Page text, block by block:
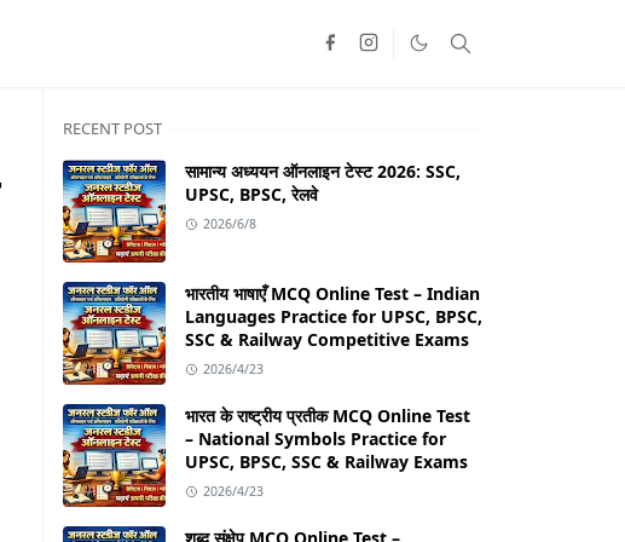
RECENT POST
सामान्य अध्ययन ऑनलाइन टेस्ट 2026: SSC,
UPSC, BPSC, रेलवे
2026/6/8
भारतीय भाषाएँ MCQ Online Test – Indian
Languages Practice for UPSC, BPSC,
SSC & Railway Competitive Exams
2026/4/23
भारत के राष्ट्रीय प्रतीक MCQ Online Test
– National Symbols Practice for
UPSC, BPSC, SSC & Railway Exams
2026/4/23